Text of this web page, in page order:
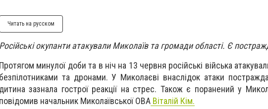
Читать на русском
Російські окупанти атакували Миколаїв та громади області. Є
Протягом минулої доби та в ніч на 13 червня російські війська
безпілотниками та дронами. У Миколаєві внаслідок атаки
дитина зазнала гострої реакції на стрес. Також є поранений у
повідомив начальник Миколаївської ОВА Віталій Кім.